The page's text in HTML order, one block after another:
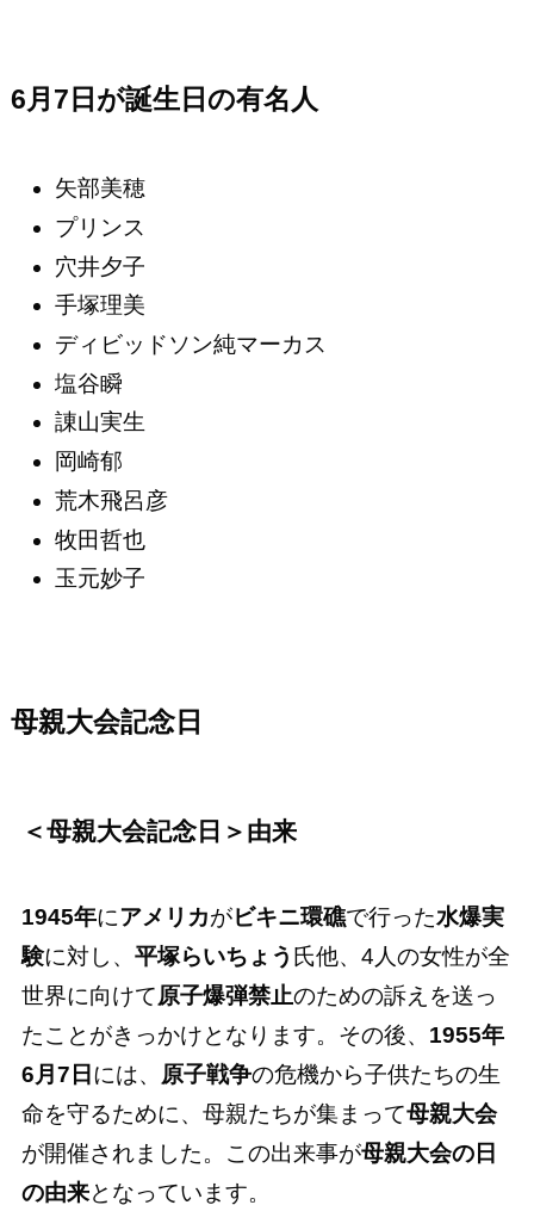
6月7日が誕生日の有名人
矢部美穂
プリンス
穴井夕子
手塚理美
ディビッドソン純マーカス
塩谷瞬
諌山実生
岡崎郁
荒木飛呂彦
牧田哲也
玉元妙子
母親大会記念日
＜母親大会記念日＞由来
1945年にアメリカがビキニ環礁で行った水爆実
験に対し、 平塚らいちょう 氏他、4人の女性が全
世界に向けて原子爆弾禁止のための訴えを送っ
たことがきっかけとなります。その後、 1955年
6月7日 には、 原子戦争の危機から子供たちの生
命を守るために、母親たちが集まって母親大会
が開催されました。この出来事が母親大会の日
の由来となっています。